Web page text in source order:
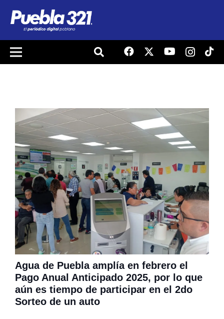
Agua de Puebla amplía en febrero el
Pago Anual Anticipado 2025, por lo que
aún es tiempo de participar en el 2do
Sorteo de un auto